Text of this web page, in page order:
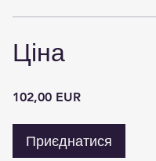
Ціна
102,00 EUR
Приєднатися